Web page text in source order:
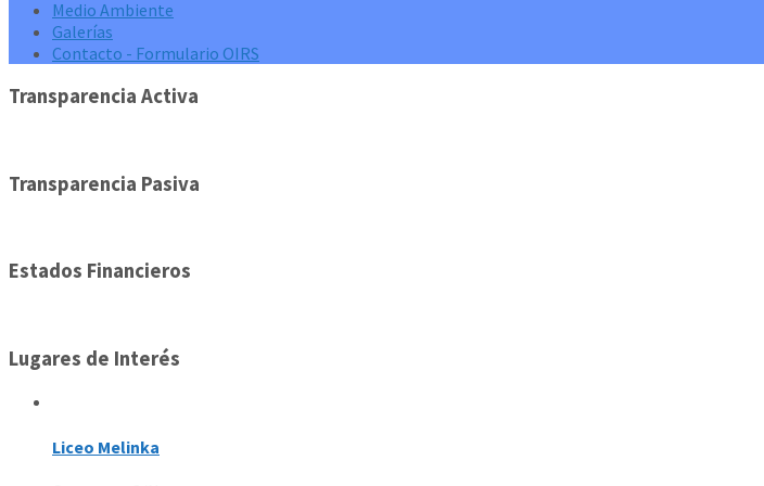
Medio Ambiente
Galerías
Contacto - Formulario OIRS
Transparencia Activa
Transparencia Pasiva
Estados Financieros
Lugares de Interés
Liceo Melinka